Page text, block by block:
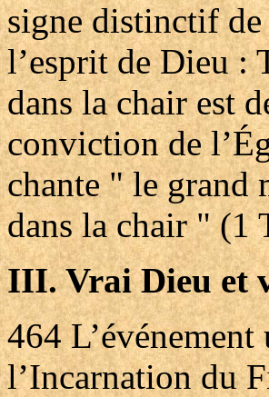
signe distinctif
l’esprit de Dieu :
dans la chair est
conviction de
chante " le grand
dans la chair " (1
III. Vrai Dieu et
464
l’Incarnation du